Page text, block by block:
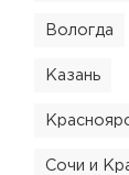
Вологда
Казань
Сочи и